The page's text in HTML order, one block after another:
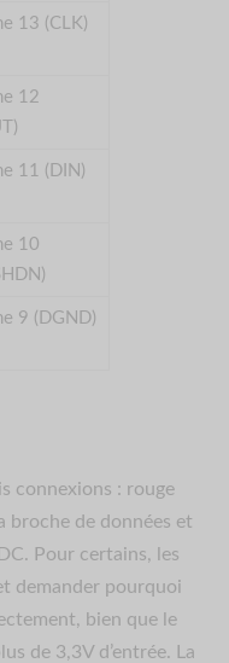
13 (CLK)
12
11 (DIN)
10
9 (DGND)
connexions : rouge
broche de données et
Pour certains, les
demander pourquoi
bien que le
de 3,3V d’entrée. La